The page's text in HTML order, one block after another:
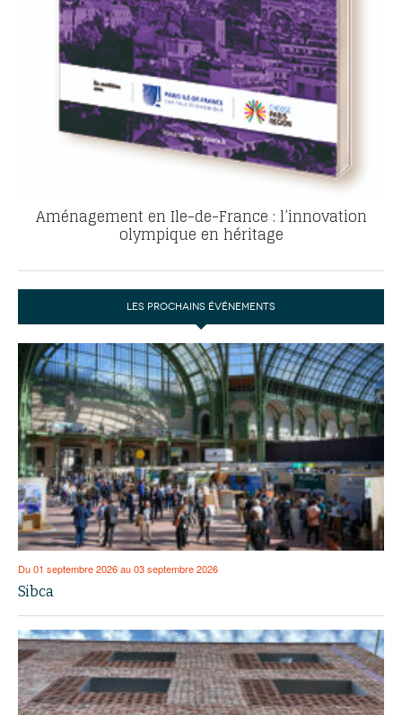
Aménagement en Ile-de-France : l’innovation
olympique en héritage
LES PROCHAINS ÉVÉNEMENTS
Du 01 septembre 2026 au 03 septembre 2026
Sibca